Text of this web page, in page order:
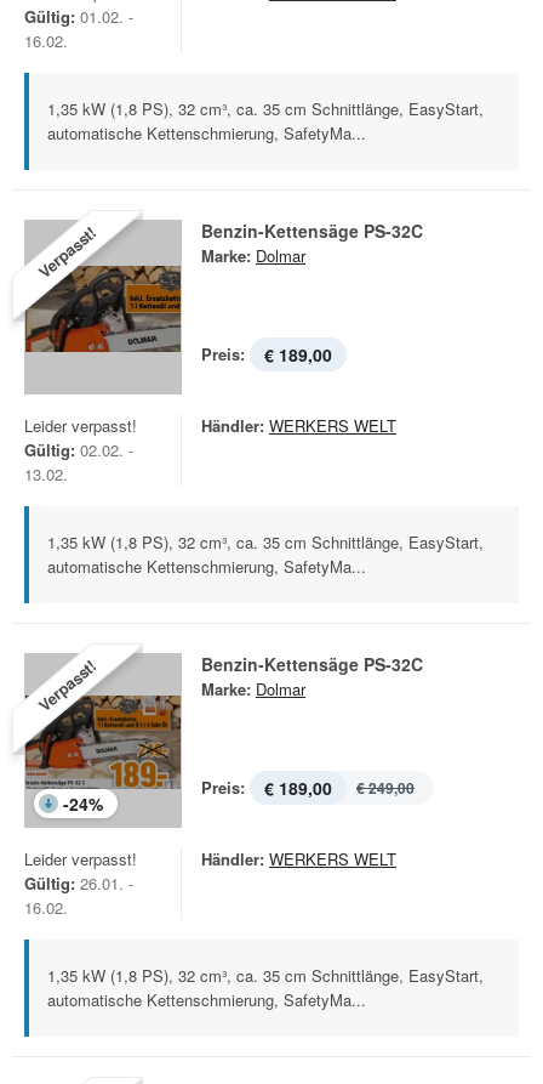
Gültig: 01.02. -
16.02.
1,35 kW (1,8 PS), 32 cm³, ca. 35 cm Schnittlänge, EasyStart,
automatische Kettenschmierung, SafetyMa...
Verpasst! Benzin-Kettensäge PS-32C
Marke: Dolmar
Preis: € 189,00
Leider verpasst!
Gültig: 02.02. -
13.02.
Händler: WERKERS WELT
1,35 kW (1,8 PS), 32 cm³, ca. 35 cm Schnittlänge, EasyStart,
automatische Kettenschmierung, SafetyMa...
Verpasst!
-24%
Benzin-Kettensäge PS-32C
Marke: Dolmar
Preis: € 189,00 € 249,00
Leider verpasst!
Gültig: 26.01. -
16.02.
Händler: WERKERS WELT
1,35 kW (1,8 PS), 32 cm³, ca. 35 cm Schnittlänge, EasyStart,
automatische Kettenschmierung, SafetyMa...